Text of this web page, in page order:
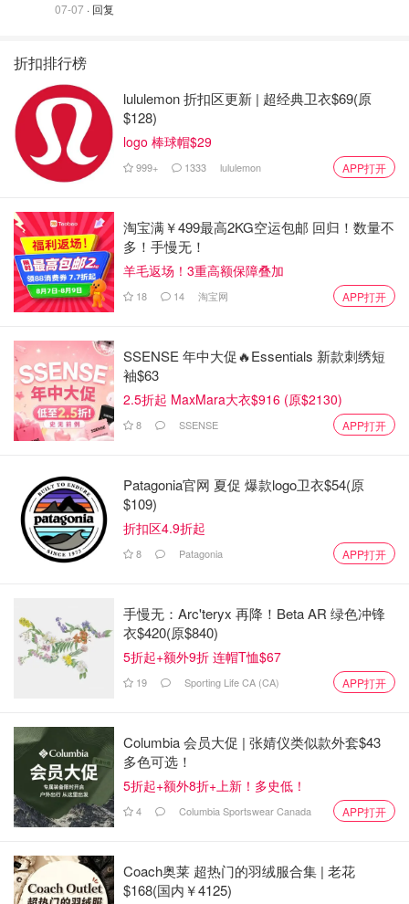
07-07 · 回复
折扣排行榜
lululemon 折扣区更新 | 超经典卫衣$69(原
$128)
logo 棒球帽$29
999+ 1333 lululemon APP打开
淘宝满￥499最高2KG空运包邮 回归！数量不
多！手慢无！
羊毛返场！3重高额保障叠加
18 14 淘宝网 APP打开
SSENSE 年中大促🔥Essentials 新款刺绣短
袖$63
2.5折起 MaxMara大衣$916 (原$2130)
8 SSENSE APP打开
Patagonia官网 夏促 爆款logo卫衣$54(原
$109)
折扣区4.9折起
8 Patagonia APP打开
手慢无：Arc'teryx 再降！Beta AR 绿色冲锋
衣$420(原$840)
5折起+额外9折 连帽T恤$67
19 Sporting Life CA (CA) APP打开
Columbia 会员大促 | 张婧仪类似款外套$43
多色可选！
5折起+额外8折+上新！多史低！
4 Columbia Sportswear Canada APP打开
Coach奥莱 超热门的羽绒服合集 | 老花
$168(国内￥4125)